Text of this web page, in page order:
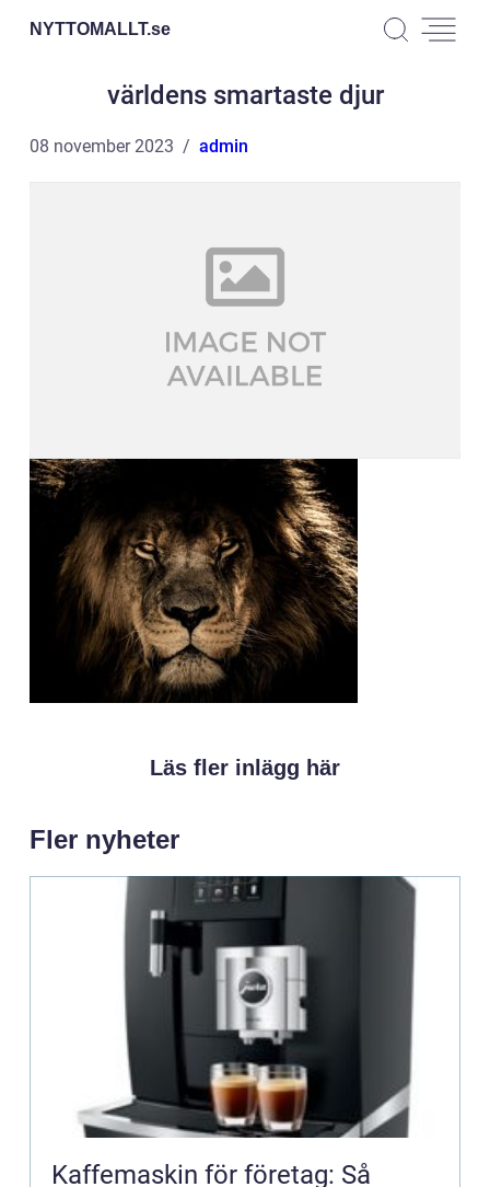
NYTTOMALLT.se
världens smartaste djur
08 november 2023 admin
Läs fler inlägg här
Fler nyheter
Kaffemaskin för företag: Så